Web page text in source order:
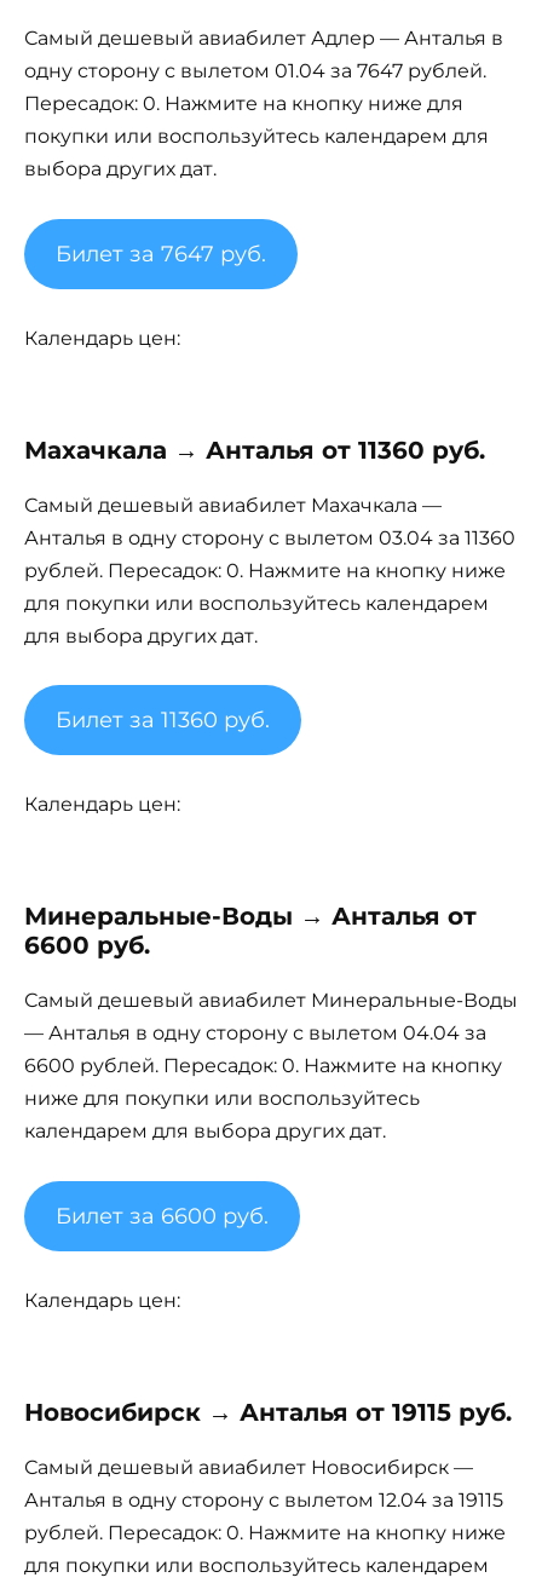
Самый дешевый авиабилет Адлер — Анталья в
одну сторону с вылетом 01.04 за 7647 рублей.
Пересадок: 0. Нажмите на кнопку ниже для
покупки или воспользуйтесь календарем для
выбора других дат.
Билет за 7647 руб.
Календарь цен:
Махачкала → Анталья от 11360 руб.
Самый дешевый авиабилет Махачкала —
Анталья в одну сторону с вылетом 03.04 за 11360
рублей. Пересадок: 0. Нажмите на кнопку ниже
для покупки или воспользуйтесь календарем
для выбора других дат.
Билет за 11360 руб.
Календарь цен:
Минеральные-Воды → Анталья от
6600 руб.
Самый дешевый авиабилет Минеральные-Воды
— Анталья в одну сторону с вылетом 04.04 за
6600 рублей. Пересадок: 0. Нажмите на кнопку
ниже для покупки или воспользуйтесь
календарем для выбора других дат.
Билет за 6600 руб.
Календарь цен:
Новосибирск → Анталья от 19115 руб.
Самый дешевый авиабилет Новосибирск —
Анталья в одну сторону с вылетом 12.04 за 19115
рублей. Пересадок: 0. Нажмите на кнопку ниже
для покупки или воспользуйтесь календарем